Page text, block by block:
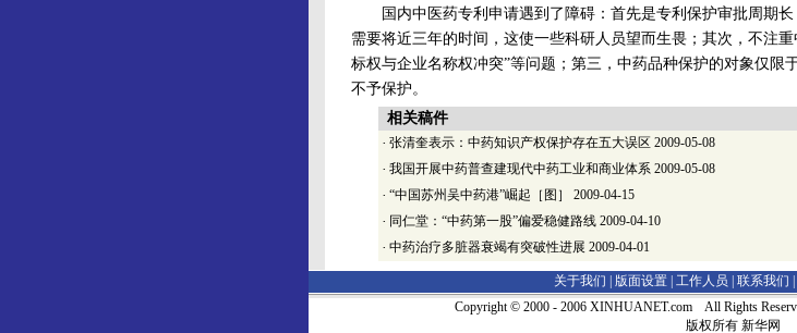
国内中医药专利申请遇到了障碍：首先是专利保护审批周期长
需要将近三年的时间，这使一些科研人员望而生畏；其次，不注
标权与企业名称权冲突”等问题；第三，中药品种保护的对象仅限
不予保护。
相关稿件
· 张清奎表示：中药知识产权保护存在五大误区 2009-05-08
· 我国开展中药普查建现代中药工业和商业体系 2009-05-08
· “中国苏州吴中药港”崛起［图］ 2009-04-15
· 同仁堂：“中药第一股”偏爱稳健路线 2009-04-10
· 中药治疗多脏器衰竭有突破性进展 2009-04-01
关于我们 | 版面设置 工作人员 联系我们
Copyright © 2000 - 2006 XINHUANET.com All Rights
版权所有 新华网